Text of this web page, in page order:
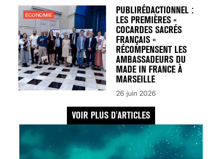
PUBLIRÉDACTIONNEL :
LES PREMIÈRES «
COCARDES SACRÉS
FRANÇAIS »
RÉCOMPENSENT LES
AMBASSADEURS DU
MADE IN FRANCE À
MARSEILLE
ECONOMIE
26 juin 2026
VOIR PLUS D'ARTICLES
30 mai 2023
SCANNER, IRM, RADIO,
POUR TOUTES LES
MALADIES
18 juil 2022